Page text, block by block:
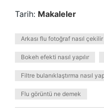
Tarih: Makaleler
Arkası flu fotoğraf nasıl
Bokeh efekti nasıl yapılır
Filtre bulanıklaştırma nasıl
Flu görüntü ne demek